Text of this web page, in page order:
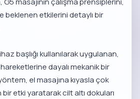
beklenen etkilerini detaylı bir
başlığı kullanılarak uygulanan,
dayalı mekanik bir
el masajına kıyasla çok
etki yaratarak cilt altı dokuları